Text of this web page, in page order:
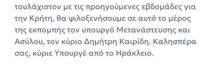
τουλάχιστον με τις προηγούμενες εβδομάδες για
την Κρήτη, θα φιλοξενήσουμε σε αυτό το μέρος
της εκπομπής τον υπουργό Μετανάστευσης και
Ασύλου, τον κύριο Δημήτρη Καιρίδη. Καλησπέρα
σας, κύριε Υπουργέ από το Ηράκλειο.